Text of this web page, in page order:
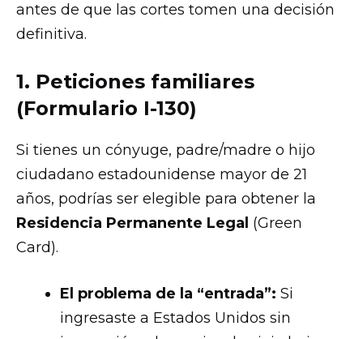
antes de que las cortes tomen una decisión
definitiva.
1. Peticiones familiares
(Formulario I-130)
Si tienes un cónyuge, padre/madre o hijo
ciudadano estadounidense mayor de 21
años, podrías ser elegible para obtener la
Residencia Permanente Legal (Green
Card).
El problema de la “entrada”: Si
ingresaste a Estados Unidos sin